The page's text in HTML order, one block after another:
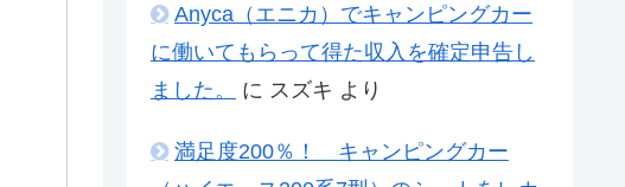
Anyca（エニカ）でキャンピングカー
に働いてもらって得た収入を確定申告し
ました。
に スズキ より
満足度200％！ キャンピングカー